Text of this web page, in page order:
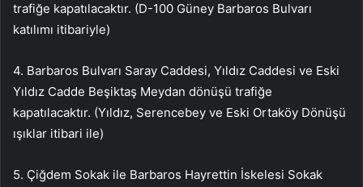
trafiğe kapatılacaktır. (D-100 Güney Barbaros Bulvarı
katılımı itibariyle)
4. Barbaros Bulvarı Saray Caddesi, Yıldız Caddesi ve Eski
Yıldız Cadde Beşiktaş Meydan dönüşü trafiğe
kapatılacaktır. (Yıldız, Serencebey ve Eski Ortaköy Dönüşü
ışıklar itibari ile)
5. Çiğdem Sokak ile Barbaros Hayrettin İskelesi Sokak